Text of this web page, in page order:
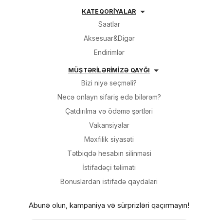
KATEQORİYALAR
Saatlar
Aksesuar&Digər
Endirimlər
MÜŞTƏRİLƏRİMİZƏ QAYĞI
Bizi niyə seçməli?
Necə onlayn sifariş edə bilərəm?
Çatdırılma və ödəmə şərtləri
Vakansiyalar
Məxfilik siyasəti
Tətbiqdə hesabın silinməsi
İsti̇fadəçi̇ təli̇mati
Bonuslardan i̇sti̇fadə qaydalari
Abunə olun, kampaniya və sürprizləri qaçırmayın!